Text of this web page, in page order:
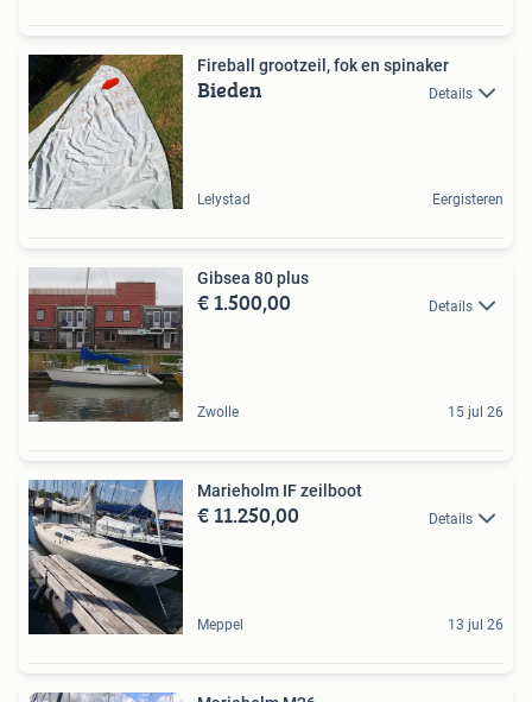
Fireball grootzeil, fok en spinaker
Bieden Details
Lelystad Eergisteren
Gibsea 80 plus
€ 1.500,00 Details
Zwolle 15 jul 26
Marieholm IF zeilboot
€ 11.250,00 Details
Meppel 13 jul 26